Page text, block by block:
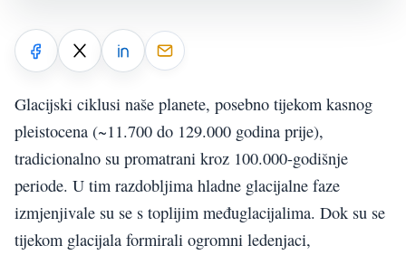
Glacijski ciklusi naše planete, posebno tijekom kasnog
pleistocena (~11.700 do 129.000 godina prije),
tradicionalno su promatrani kroz 100.000-godišnje
periode. U tim razdobljima hladne glacijalne faze
izmjenjivale su se s toplijim međuglacijalima. Dok su se
tijekom glacijala formirali ogromni ledenjaci,